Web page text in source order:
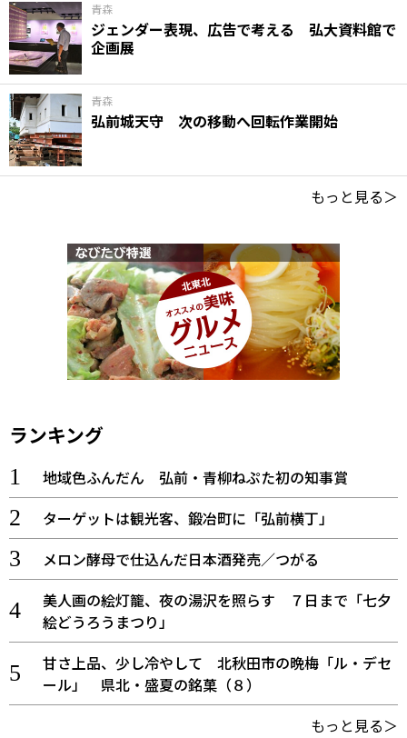
青森
ジェンダー表現、広告で考える 弘大資料館で
企画展
青森
弘前城天守 次の移動へ回転作業開始
もっと見る＞
ランキング
地域色ふんだん 弘前・青柳ねぷた初の知事賞
ターゲットは観光客、鍛冶町に「弘前横丁」
メロン酵母で仕込んだ日本酒発売／つがる
美人画の絵灯籠、夜の湯沢を照らす ７日まで「七夕
絵どうろうまつり」
甘さ上品、少し冷やして 北秋田市の晩梅「ル・デセ
ール」 県北・盛夏の銘菓（８）
もっと見る＞